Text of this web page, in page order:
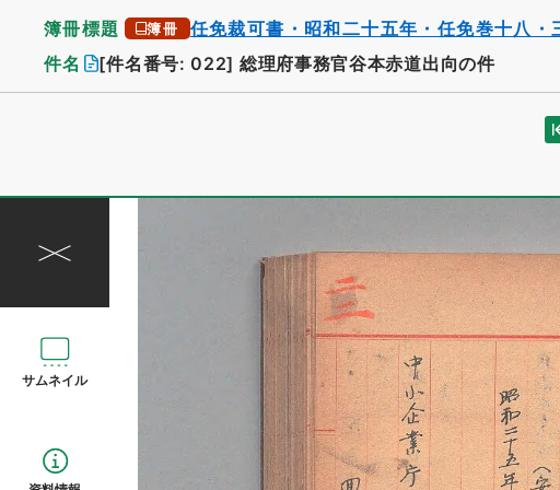
簿冊標題 簿冊 任免裁可書・昭和二十五年・任免巻十八・
件名 [件名番号: 022] 総理府事務官谷本赤道出向の件
サムネイル